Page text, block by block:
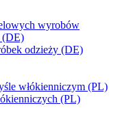
wyrobów
(DE)
odzieży (DE)
włókienniczym (PL)
(PL)